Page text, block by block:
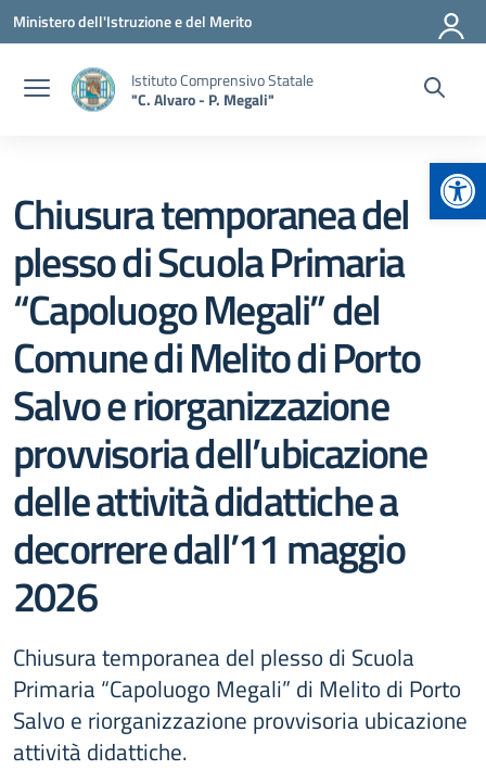
Vai ai contenuti
Vai al menu di navigazione
Vai al footer
Ministero dell'Istruzione e del Merito
Istituto Comprensivo Statale
"C. Alvaro - P. Megali"
Chiusura temporanea del
plesso di Scuola Primaria
“Capoluogo Megali” del
Comune di Melito di Porto
Salvo e riorganizzazione
provvisoria dell’ubicazione
delle attività didattiche a
decorrere dall’11 maggio
2026
Chiusura temporanea del plesso di Scuola
Primaria “Capoluogo Megali” di Melito di Porto
Salvo e riorganizzazione provvisoria ubicazione
attività didattiche.